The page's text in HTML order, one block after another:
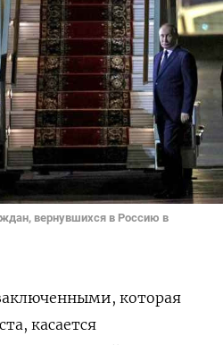
вернувшихся в Россию в
которая
касается